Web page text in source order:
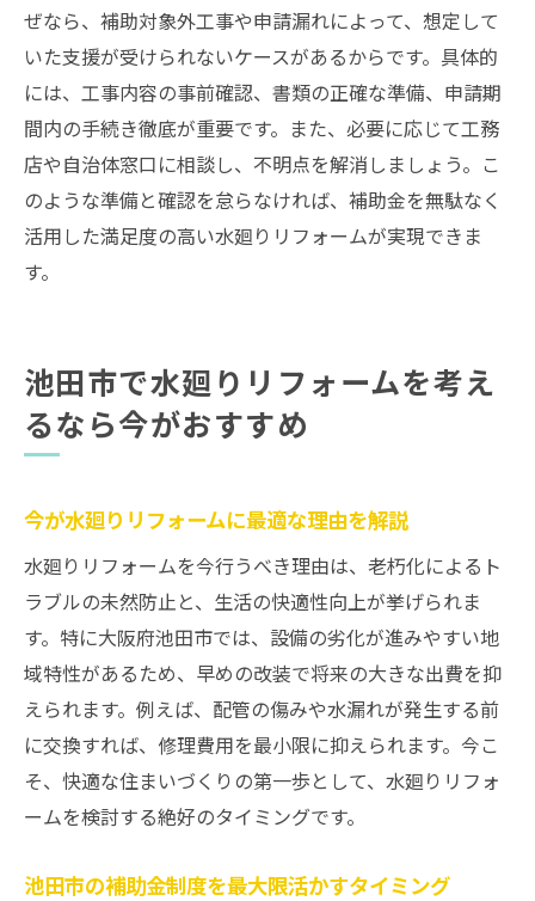
ぜなら、補助対象外工事や申請漏れによって、想定して
いた支援が受けられないケースがあるからです。具体的
には、工事内容の事前確認、書類の正確な準備、申請期
間内の手続き徹底が重要です。また、必要に応じて工務
店や自治体窓口に相談し、不明点を解消しましょう。こ
のような準備と確認を怠らなければ、補助金を無駄なく
活用した満足度の高い水廻りリフォームが実現できま
す。
池田市で水廻りリフォームを考え
るなら今がおすすめ
今が水廻りリフォームに最適な理由を解説
水廻りリフォームを今行うべき理由は、老朽化によるト
ラブルの未然防止と、生活の快適性向上が挙げられま
す。特に大阪府池田市では、設備の劣化が進みやすい地
域特性があるため、早めの改装で将来の大きな出費を抑
えられます。例えば、配管の傷みや水漏れが発生する前
に交換すれば、修理費用を最小限に抑えられます。今こ
そ、快適な住まいづくりの第一歩として、水廻りリフォ
ームを検討する絶好のタイミングです。
池田市の補助金制度を最大限活かすタイミング